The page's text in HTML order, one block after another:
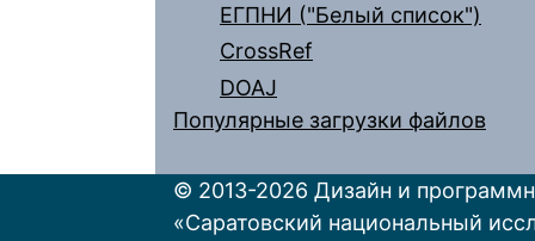
ЕГПНИ ("Белый список")
CrossRef
DOAJ
Популярные загрузки файлов
© 2013-2026 Дизайн и
«Саратовский национальный